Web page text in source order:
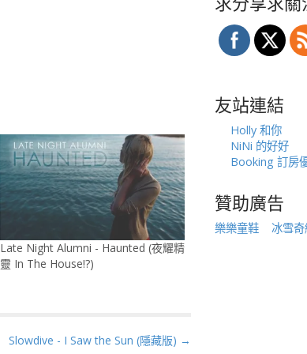
Late Night Alumni - Haunted (夜耀精
靈 In The House!?)
Slowdive - I Saw the Sun (隱藏版) →
友站連結
Holly 和你
NiNi 的好好
Booking 訂房
贊助廣告
樂樂童鞋 冰雪